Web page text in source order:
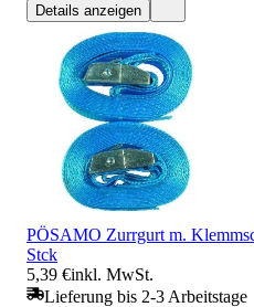
Details anzeigen
PÖSAMO Zurrgurt m.
Stck
5,39 €inkl. MwSt.
Lieferung bis 2-3 Arbeitstage